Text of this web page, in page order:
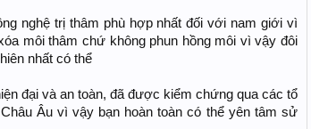
nghệ trị thâm phù hợp nhất đối với nam giới vì
môi thâm chứ không phun hồng môi vì vậy đôi
nhất có thể
đại và an toàn, đã được kiểm chứng qua các tổ
Âu vì vậy bạn hoàn toàn có thể yên tâm sử